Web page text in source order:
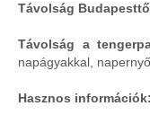
Távolság
Távolság a
napágyakkal,
Hasznos információk: